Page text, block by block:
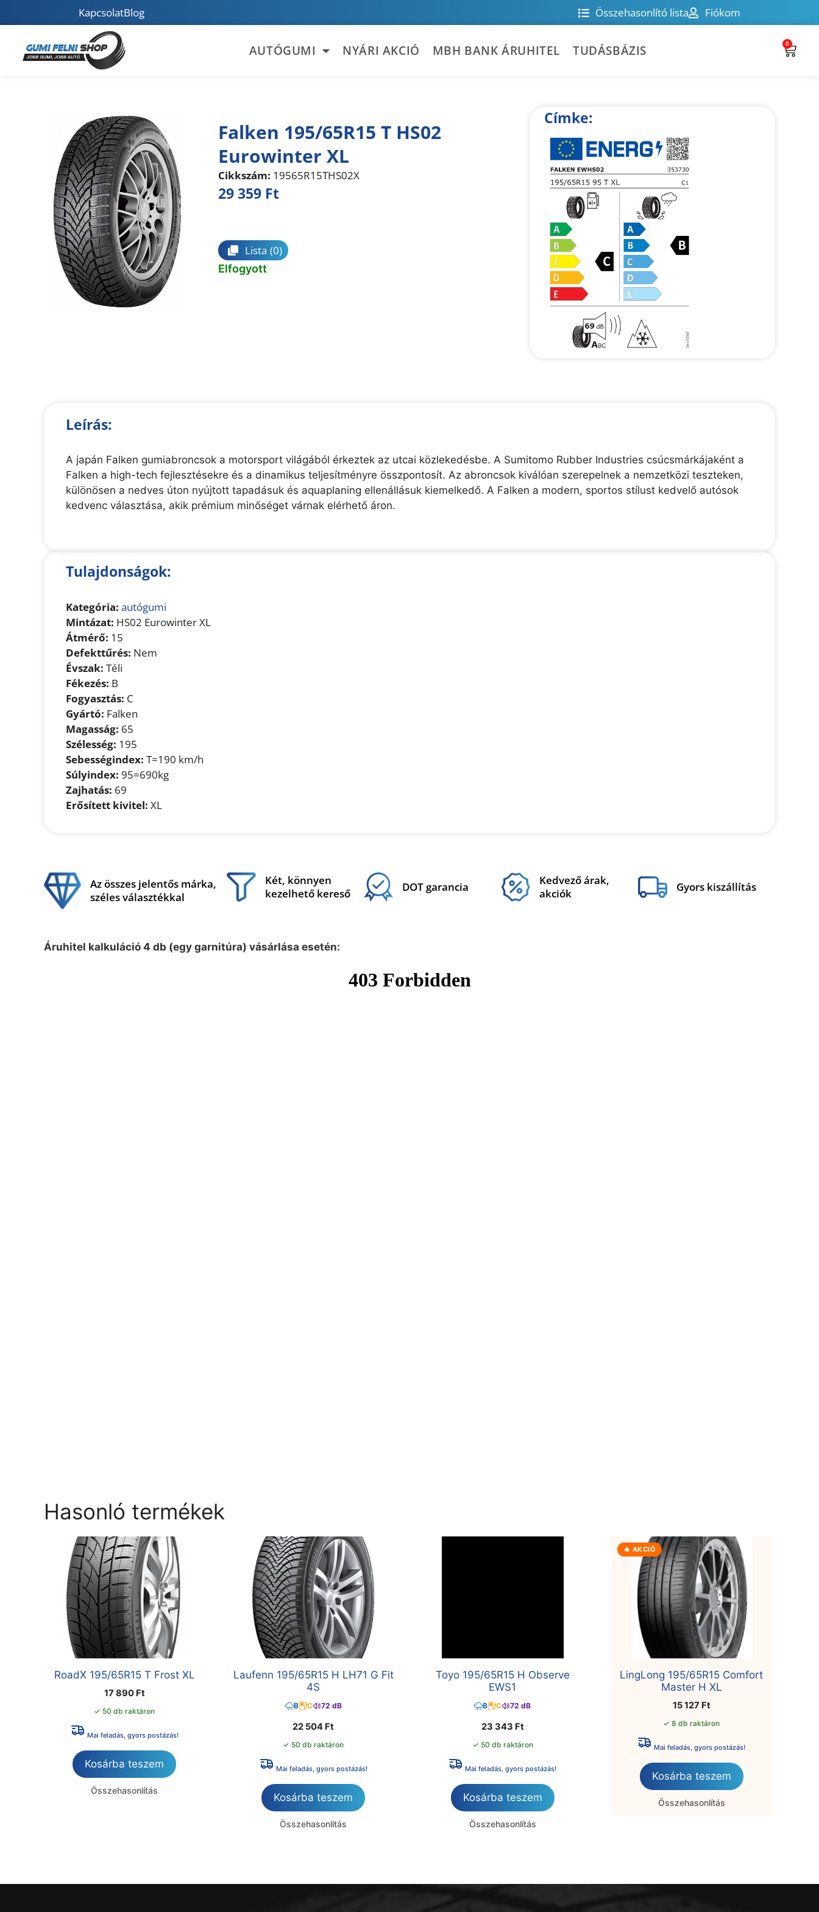
KapcsolatBlog Összehasonlító lista Fiókom
AUTÓGUMI NYÁRI AKCIÓ MBH BANK ÁRUHITEL TUDÁSBÁZIS 0
Falken 195/65R15 T HS02
Eurowinter XL
Cikkszám: 19565R15THS02X
29 359 Ft
Lista (0)
Elfogyott
Címke:
Leírás:
A japán Falken gumiabroncsok a motorsport világából érkeztek az utcai közlekedésbe. A Sumitomo Rubber Industries csúcsmárkájaként a
Falken a high-tech fejlesztésekre és a dinamikus teljesítményre összpontosít. Az abroncsok kiválóan szerepelnek a nemzetközi teszteken,
különösen a nedves úton nyújtott tapadásuk és aquaplaning ellenállásuk kiemelkedő. A Falken a modern, sportos stílust kedvelő autósok
kedvenc választása, akik prémium minőséget várnak elérhető áron.
Tulajdonságok:
Kategória: autógumi
Mintázat: HS02 Eurowinter XL
Átmérő: 15
Defekttűrés: Nem
Évszak: Téli
Fékezés: B
Fogyasztás: C
Gyártó: Falken
Magasság: 65
Szélesség: 195
Sebességindex: T=190 km/h
Súlyindex: 95=690kg
Zajhatás: 69
Erősített kivitel: XL
Az összes jelentős márka,
széles választékkal
Két, könnyen
kezelhető kereső
DOT garancia
Kedvező árak,
akciók
Gyors kiszállítás
Áruhitel kalkuláció 4 db (egy garnitúra) vásárlása esetén:
Hasonló termékek
RoadX 195/65R15 T Frost XL
17 890 Ft
✓ 50 db raktáron
Mai feladás, gyors postázás!
Kosárba teszem
Összehasonlítás
Laufenn 195/65R15 H LH71 G Fit
4S
B C 72 dB
22 504 Ft
✓ 50 db raktáron
Mai feladás, gyors postázás!
Kosárba teszem
Összehasonlítás
Toyo 195/65R15 H Observe
EWS1
B C 72 dB
23 343 Ft
✓ 50 db raktáron
Mai feladás, gyors postázás!
Kosárba teszem
Összehasonlítás
LingLong 195/65R15 Comfort
Master H XL
15 127 Ft
✓ 8 db raktáron
Mai feladás, gyors postázás!
Kosárba teszem
Összehasonlítás